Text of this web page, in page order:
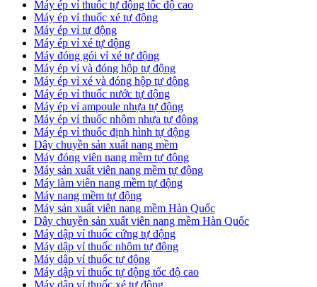
​Máy ép vỉ thuốc tự động tốc độ cao
​Máy ép vỉ thuốc xé tự động
​Máy ép vỉ tự động
​Máy ép vỉ xé tự động
​Máy đóng gói vỉ xé tự động
​Máy ép vỉ và đóng hộp tự động
​Máy ép vỉ xé và đóng hộp tự động
​Máy ép vỉ thuốc nước tự động
​Máy ép vỉ ampoule nhựa tự động
Máy ép vỉ thuốc nhôm nhựa tự động
​Máy ép vỉ thuốc định hình tự động
​Dây chuyền sản xuất nang mềm
Máy đóng viên nang mềm tự động
​Máy sản xuất viên nang mềm tự động
Máy làm viên nang mềm tự động
Máy nang mềm tự động
​Máy sản xuất viên nang mềm Hàn Quốc
​Dây chuyền sản xuất viên nang mềm Hàn Quốc
Máy dập vỉ thuốc cứng tự động
Máy dập vỉ thuốc nhôm tự động
Máy dập vỉ thuốc tự động​
​Máy dập vỉ thuốc tự động tốc độ cao